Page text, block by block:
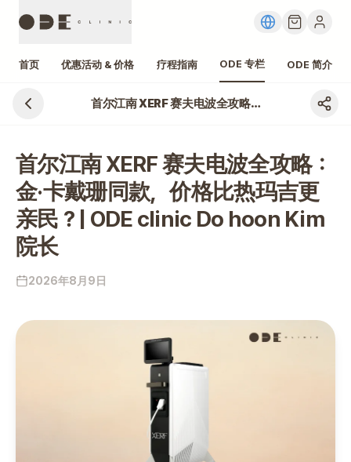
首页 优惠活动 & 价格 疗程指南 ODE 专栏 ODE 简介
首尔江南 XERF 赛夫电波全攻略：金·卡戴珊同款，价格比热玛吉更亲民？| ODE clinic Do hoon Kim 院长
首尔江南 XERF 赛夫电波全攻略：
金·卡戴珊同款，价格比热玛吉更
亲民？| ODE clinic Do hoon Kim
院长
2026年8月9日